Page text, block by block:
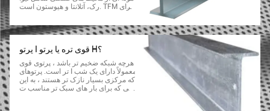
رک، آتلانتا و هیوستون است. TFM برای
ریایی گرمسیری 75 تا 78 سال است.
پرتو I قوی تره یا پرتو H؟
هرچه شبکه ضخیم تر باشد ، پرتوی قوی
تر است. پرتوهای I معمولاً دارای یک شب
که مرکزی بسیار نازک تر هستند ، به این
معنی که برای بار های سبک تر مناسب ت